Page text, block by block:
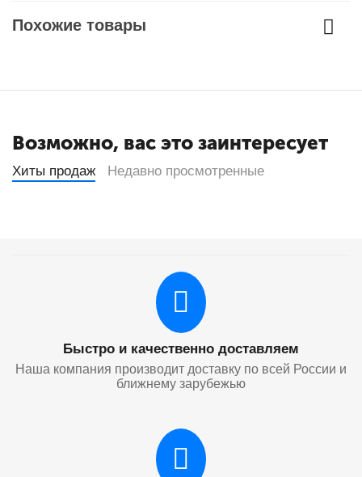
Похожие товары
Возможно, вас это заинтересует
Хиты продаж Недавно просмотренные
Быстро и качественно доставляем
Наша компания производит доставку по всей России и
ближнему зарубежью